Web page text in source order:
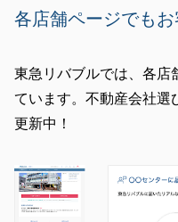
各店舗ページでも
東急リバブルでは、各店
ています。不動産会社選
更新中！